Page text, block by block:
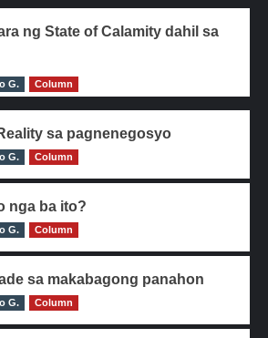
ng State of Calamity dahil sa
G.
Column
sa pagnenegosyo
G. Column
nga ba ito?
G. Column
sa makabagong panahon
G. Column